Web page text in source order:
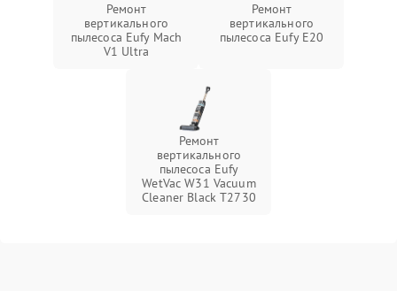
Ремонт
вертикального
пылесоса Eufy Mach
V1 Ultra
Ремонт
вертикального
пылесоса Eufy E20
Ремонт
вертикального
пылесоса Eufy
WetVac W31 Vacuum
Cleaner Black T2730